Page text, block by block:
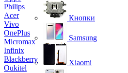
Philips
Acer
Vivo
OnePlus
Micromax
Infinix
Blackberry
Oukitel
Кнопки
Samsung
Xiaomi